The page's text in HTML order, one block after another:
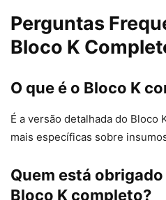
Perguntas
Bloco K
O que é o Bloco K
É a versão detalhada do Bloco
mais específicas sobre
Quem está
Bloco K completo?